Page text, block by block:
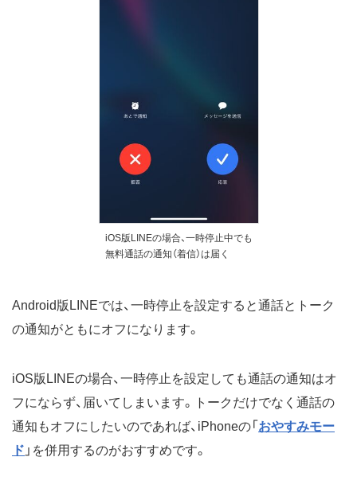
iOS版LINEの場合、一時停止中でも
無料通話の通知（着信）は届く
Android版LINEでは、一時停止を設定すると通話とトーク
の通知がともにオフになります。
iOS版LINEの場合、一時停止を設定しても通話の通知はオ
フにならず、届いてしまいます。トークだけでなく通話の
通知もオフにしたいのであれば、iPhoneの「 おやすみモー
ド 」を併用するのがおすすめです。